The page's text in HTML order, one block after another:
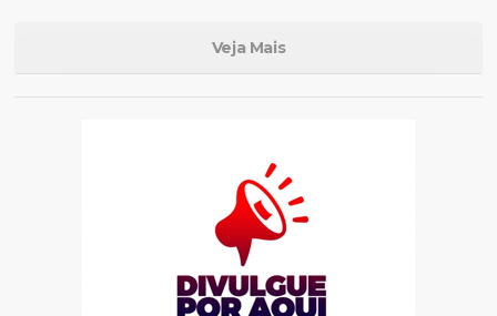
Veja Mais